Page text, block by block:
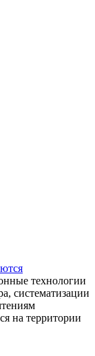
технологии
систематизации
на территории